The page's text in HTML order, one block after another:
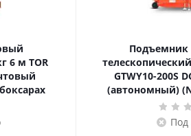
телескопический 200 кг
GTWY10-200S
(автономный)
Под